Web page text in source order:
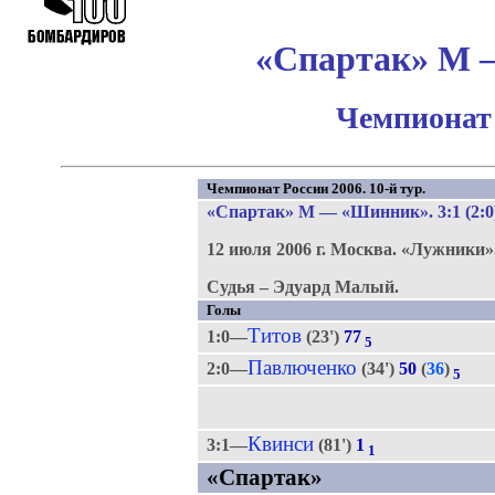
«Спартак» М
Чемпионат
Чемпионат России 2006. 10-й тур.
«Спартак» М— «Шинник». 3:1
12 июля 2006 г. Москва.
Судья – Эдуард Малый.
Голы
1:0—Титов(23') 77 5
2:0—Павлюченко (34') 50(36) 5
3:1—Квинси(81') 1 1
«Спартак»